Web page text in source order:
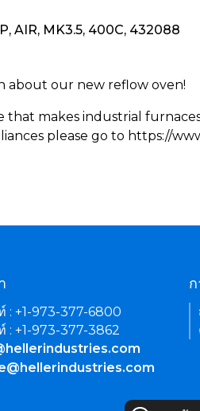
AIR, MK3.5, 400C, 432088
about our new reflow oven!
makes industrial
please go to https://
: +1-973-377-6800
: +1-973-377-3862